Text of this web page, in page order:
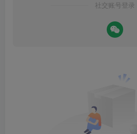
社交账号登录